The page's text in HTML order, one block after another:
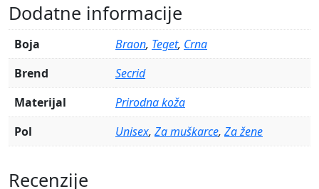
Dodatne informacije
Boja Braon, Teget, Crna
Brend
Secrid
Materijal
Prirodna koža
Pol
Unisex, Za muškarce, Za žene
Recenzije